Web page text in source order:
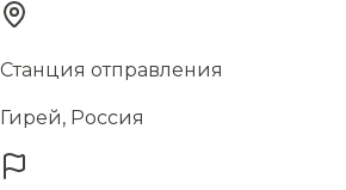
Станция отправления
Гирей, Россия